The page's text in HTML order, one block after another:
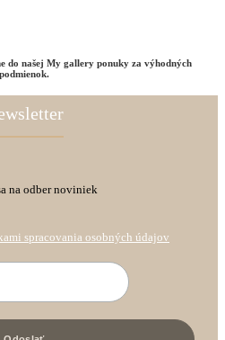
do našej My gallery ponuky za výhodných
podmienok.
na odber noviniek
spracovania osobných údajov